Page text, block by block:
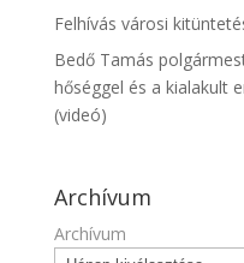
Felhívás városi
Bedő Tamás
hőséggel és a kialakult
(videó)
Archívum
Archívum